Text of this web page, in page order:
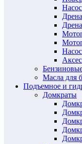
Масла для
Подъемное и
Домкраты